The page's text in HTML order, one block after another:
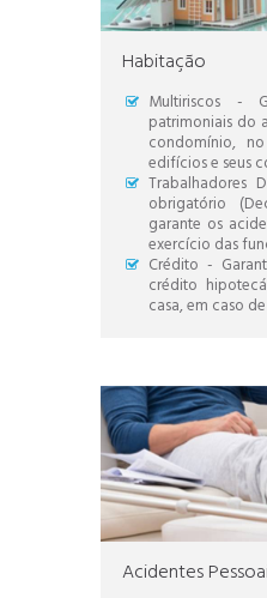
Habitação
Multiriscos -
patrimoniais do
condomínio,
edifícios e seus
Trabalhadores
obrigatório
garante os
exercício das
Crédito -
crédito
casa, em caso
Acidentes